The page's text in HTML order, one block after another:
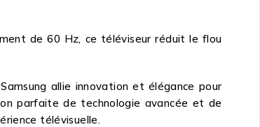
de 60 Hz, ce téléviseur réduit le flou
allie innovation et élégance pour
parfaite de technologie avancée et de
télévisuelle.